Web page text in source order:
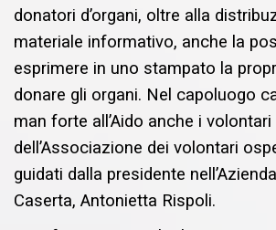
donatori d’organi, oltre alla
materiale informativo, anche la
esprimere in uno stampato la
donare gli organi. Nel capoluogo
man forte all’Aido anche i volontari
dell’Associazione dei volontari
guidati dalla presidente
Caserta, Antonietta Rispoli.